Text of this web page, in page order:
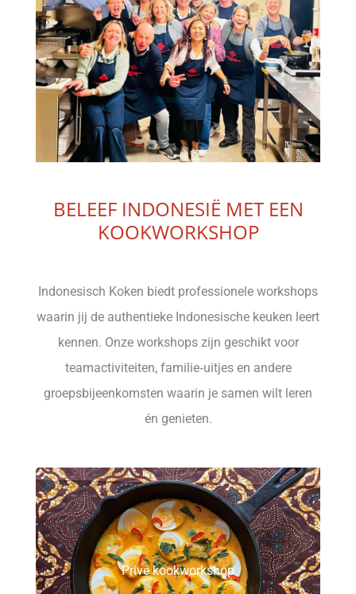
BELEEF INDONESIË MET EEN
KOOKWORKSHOP
Indonesisch Koken biedt professionele workshops
waarin jij de authentieke Indonesische keuken leert
kennen. Onze workshops zijn geschikt voor
teamactiviteiten, familie‑uitjes en andere
groepsbijeenkomsten waarin je samen wilt leren
én genieten.
Privé kookworkshop